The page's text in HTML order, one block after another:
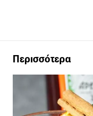
Περισσότερα